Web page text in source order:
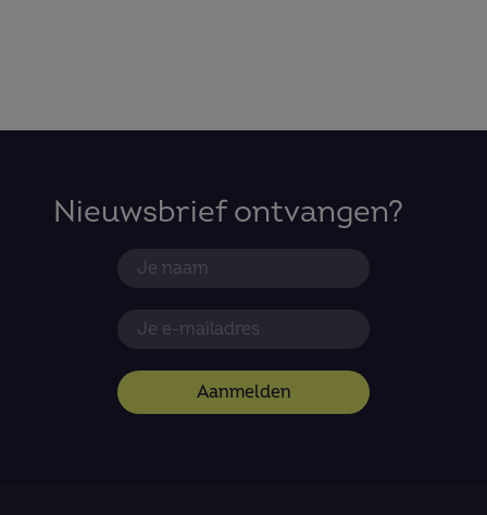
Nieuwsbrief ontvangen?
Aanmelden